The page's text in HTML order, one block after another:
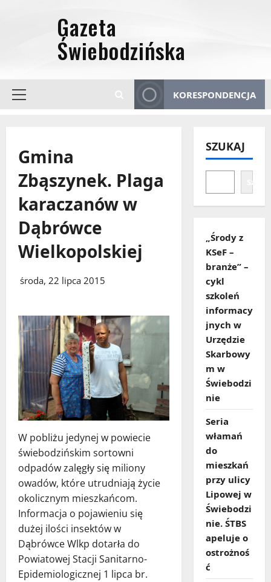
Menu
KORESPONDENCJA
Gmina
Zbąszynek. Plaga
karaczanów w
Dąbrówce
Wielkopolskiej
środa, 22 lipca 2015
W pobliżu jedynej w powiecie
świebodzińskim sortowni
odpadów zalęgły się miliony
owadów, które utrudniają życie
okolicznym mieszkańcom.
Informacja o pojawieniu się
dużej ilości insektów w
Dąbrówce Wlkp dotarła do
Powiatowej Stacji Sanitarno-
Epidemiologicznej 1 lipca br.
SZUKAJ
„Środy z
KSeF –
branże” –
cykl
szkoleń
informacy
jnych w
Urzędzie
Skarbowy
m w
Świebodzi
nie
Seria
włamań
do
mieszkań
przy ulicy
Lipowej w
Świebodzi
nie. ŚTBS
apeluje o
ostrożnoś
ć